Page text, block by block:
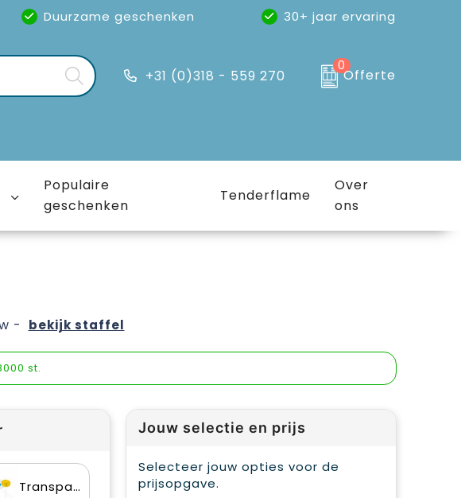
Duurzame geschenken
30+ jaar ervaring
+31 (0)318 - 559 270
0
Offerte
Populaire
geschenken
Tenderflame
Over
ons
- bekijk staffel
st.
Transparant/Geel
Jouw selectie en prijs
Selecteer jouw opties voor de
prijsopgave.